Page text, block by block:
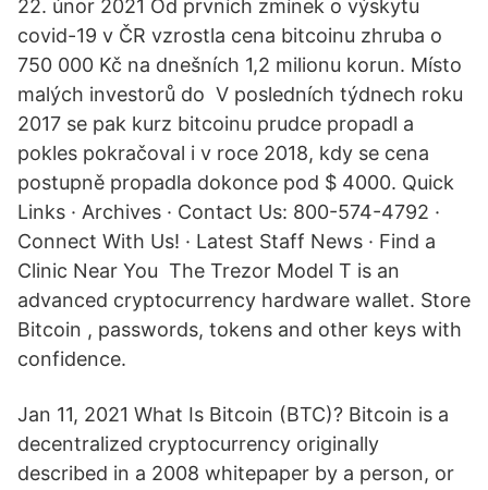
22. únor 2021 Od prvních zmínek o výskytu
covid-19 v ČR vzrostla cena bitcoinu zhruba o
750 000 Kč na dnešních 1,2 milionu korun. Místo
malých investorů do V posledních týdnech roku
2017 se pak kurz bitcoinu prudce propadl a
pokles pokračoval i v roce 2018, kdy se cena
postupně propadla dokonce pod $ 4000. Quick
Links · Archives · Contact Us: 800-574-4792 ·
Connect With Us! · Latest Staff News · Find a
Clinic Near You The Trezor Model T is an
advanced cryptocurrency hardware wallet. Store
Bitcoin , passwords, tokens and other keys with
confidence.
Jan 11, 2021 What Is Bitcoin (BTC)? Bitcoin is a
decentralized cryptocurrency originally
described in a 2008 whitepaper by a person, or